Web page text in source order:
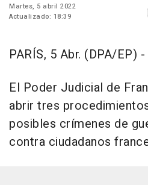
Martes, 5 abril 2022
Actualizado: 18:39
PARÍS, 5 Abr. (DPA/EP) -
El Poder Judicial de
abrir tres
posibles crímenes de
contra ciudadanos